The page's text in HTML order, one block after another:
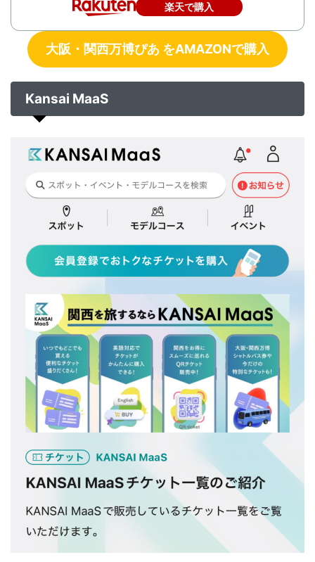
楽天で購入
大阪・関西万博ぴあ をAMAZONで購入
Kansai MaaS